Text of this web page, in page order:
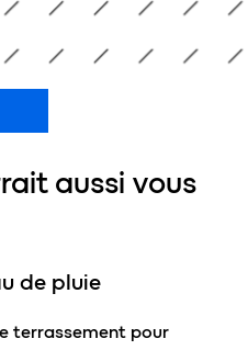
aussi vous
de pluie
terrassement pour